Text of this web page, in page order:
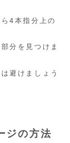
4本指分上の
分を見つけま
避けましょう
ジの方法